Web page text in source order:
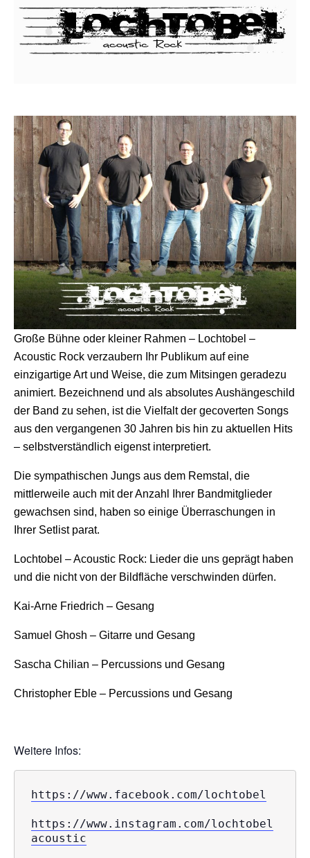
Große Bühne oder kleiner Rahmen – Lochtobel –
Acoustic Rock verzaubern Ihr Publikum auf eine
einzigartige Art und Weise, die zum Mitsingen geradezu
animiert. Bezeichnend und als absolutes Aushängeschild
der Band zu sehen, ist die Vielfalt der gecoverten Songs
aus den vergangenen 30 Jahren bis hin zu aktuellen Hits
– selbstverständlich eigenst interpretiert.
Die sympathischen Jungs aus dem Remstal, die
mittlerweile auch mit der Anzahl Ihrer Bandmitglieder
gewachsen sind, haben so einige Überraschungen in
Ihrer Setlist parat.
Lochtobel – Acoustic Rock: Lieder die uns geprägt haben
und die nicht von der Bildfläche verschwinden dürfen.
Kai-Arne Friedrich – Gesang
Samuel Ghosh – Gitarre und Gesang
Sascha Chilian – Percussions und Gesang
Christopher Eble – Percussions und Gesang
Weitere Infos:
https://www.facebook.com/lochtobel
https://www.instagram.com/lochtobel
acoustic